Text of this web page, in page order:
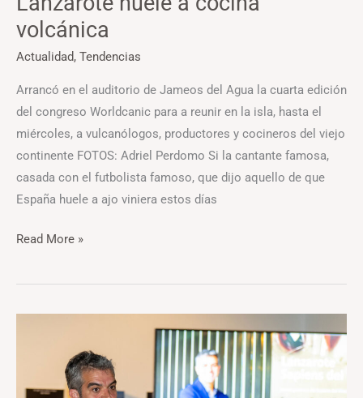
volcánica
Actualidad, Tendencias
Arrancó en el auditorio de Jameos del Agua la cuarta edición
del congreso Worldcanic para a reunir en la isla, hasta el
miércoles, a vulcanólogos, productores y cocineros del viejo
continente FOTOS: Adriel Perdomo Si la cantante famosa,
casada con el futbolista famoso, que dijo aquello de que
España huele a ajo viniera estos días
Read More »
vinos